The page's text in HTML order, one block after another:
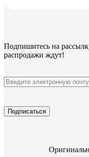
Подпишитесь на
распродажи ждут!
Подписаться